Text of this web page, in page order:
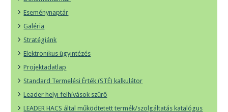
Eseménynaptár
Galéria
Stratégiánk
Elektronikus ügyintézés
Projektadatlap
Standard Termelési Érték (STÉ) kalkulátor
Leader helyi felhívások szűrő
LEADER HACS által működtetett termék/szolgáltatás katalógus